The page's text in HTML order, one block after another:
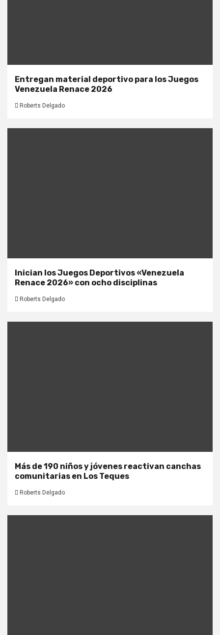
Entregan material deportivo para los Juegos
Venezuela Renace 2026
Roberts Delgado
Inician los Juegos Deportivos «Venezuela
Renace 2026» con ocho disciplinas
Roberts Delgado
Más de 190 niños y jóvenes reactivan canchas
comunitarias en Los Teques
Roberts Delgado